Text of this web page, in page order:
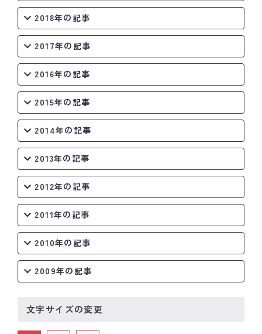
2018年の記事
2017年の記事
2016年の記事
2015年の記事
2014年の記事
2013年の記事
2012年の記事
2011年の記事
2010年の記事
2009年の記事
文字サイズの変更